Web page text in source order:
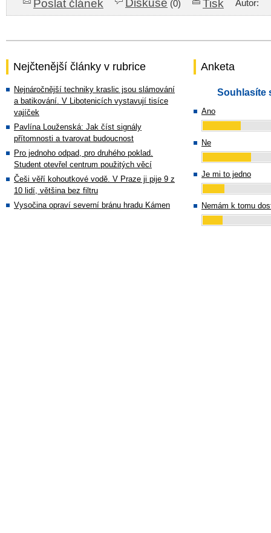
Poslat článek Diskuse (0) Tisk Autor:
Nejčtenější články v rubrice
Nejnáročnější techniky kraslic jsou slámování
a batikování. V Libotenicích vystavují tisíce
vajíček
Pavlína Louženská: Jak číst signály
přítomnosti a tvarovat budoucnost
Pro jednoho odpad, pro druhého poklad.
Student otevřel centrum použitých věcí
Češi věří kohoutkové vodě. V Praze ji pije 9 z
10 lidí, většina bez filtru
Vysočina opraví severní bránu hradu Kámen
Anketa
Souhlasíte
Ano
Ne
Je mi to jedno
Nemám k tomu